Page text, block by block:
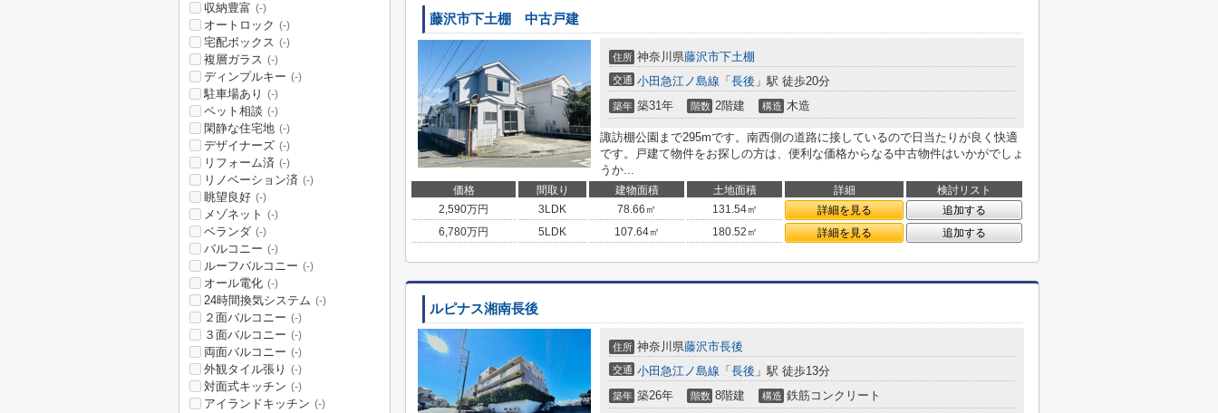
藤沢市下土棚 中古戸建
住所 神奈川県藤沢市下土棚
交通 小田急江ノ島線 「 長後 」駅 徒歩20分
築年 築31年 階数 2階建 構造 木造
諏訪棚公園まで295mです。南西側の道路に接しているので日当たりが良く快適
です。戸建て物件をお探しの方は、便利な価格からなる中古物件はいかがでしょ
うか...
価格 間取り 建物面積 土地面積 詳細
検討リスト
2,590万円 3LDK 78.66㎡ 131.54㎡ 詳細を見る
追加する
6,780万円 5LDK 107.64㎡ 180.52㎡ 詳細を見る 追加する
ルピナス湘南長後
住所 神奈川県藤沢市長後
交通 小田急江ノ島線 「 長後 」駅 徒歩13分
築年 築26年 階数 8階建 構造 鉄筋コンクリート
収納豊富 (-)
オートロック (-)
宅配ボックス (-)
複層ガラス (-)
ディンプルキー (-)
駐車場あり (-)
ペット相談 (-)
閑静な住宅地 (-)
デザイナーズ (-)
リフォーム済 (-)
リノベーション済 (-)
眺望良好 (-)
メゾネット (-)
ベランダ (-)
バルコニー (-)
ルーフバルコニー (-)
オール電化 (-)
24時間換気システム (-)
２面バルコニー (-)
３面バルコニー (-)
両面バルコニー (-)
外観タイル張り (-)
対面式キッチン (-)
アイランドキッチン (-)